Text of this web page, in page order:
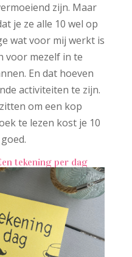
zijn. Maar
je ze alle 10 wel op
wat voor mij werkt is
voor mezelf in te
En dat hoeven
activiteiten te zijn.
om een kop
te lezen kost je 10
tekening per dag